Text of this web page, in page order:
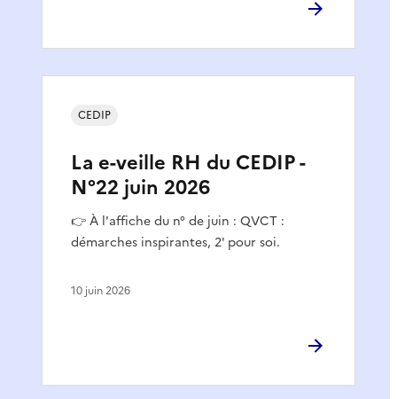
La e-veille RH du CEDIP -
N°22 juin 2026
👉 À l'affiche du n° de juin : QVCT :
démarches inspirantes, 2' pour soi.
CEDIP
10 juin 2026